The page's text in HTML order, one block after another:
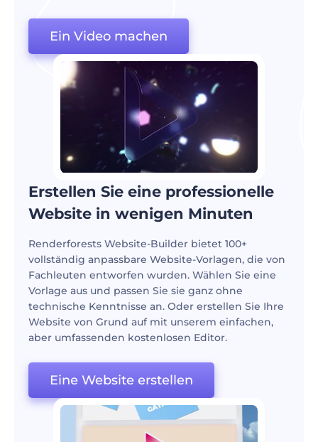
Ein Video machen
Erstellen Sie eine professionelle
Website in wenigen Minuten
Renderforests Website-Builder bietet 100+
vollständig anpassbare Website-Vorlagen, die von
Fachleuten entworfen wurden. Wählen Sie eine
Vorlage aus und passen Sie sie ganz ohne
technische Kenntnisse an. Oder erstellen Sie Ihre
Website von Grund auf mit unserem einfachen,
aber umfassenden kostenlosen Editor.
Eine Website erstellen